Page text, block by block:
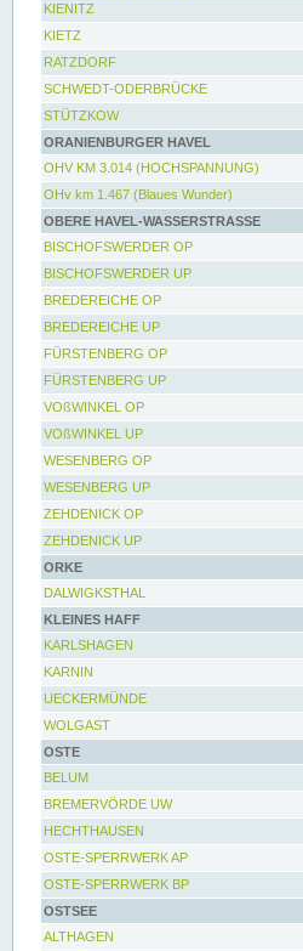
KIENITZ
KIETZ
RATZDORF
SCHWEDT-ODERBRÜCKE
STÜTZKOW
ORANIENBURGER HAVEL
OHV KM 3.014 (HOCHSPANNUNG)
OHv km 1.467 (Blaues Wunder)
OBERE HAVEL-WASSERSTRASSE
BISCHOFSWERDER OP
BISCHOFSWERDER UP
BREDEREICHE OP
BREDEREICHE UP
FÜRSTENBERG OP
FÜRSTENBERG UP
VOßWINKEL OP
VOßWINKEL UP
WESENBERG OP
WESENBERG UP
ZEHDENICK OP
ZEHDENICK UP
ORKE
DALWIGKSTHAL
KLEINES HAFF
KARLSHAGEN
KARNIN
UECKERMÜNDE
WOLGAST
OSTE
BELUM
BREMERVÖRDE UW
HECHTHAUSEN
OSTE-SPERRWERK AP
OSTE-SPERRWERK BP
OSTSEE
ALTHAGEN